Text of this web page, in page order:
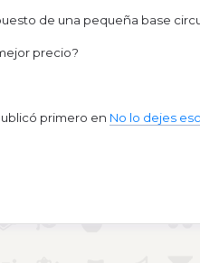
de una pequeña base
precio?
primero en No lo dejes